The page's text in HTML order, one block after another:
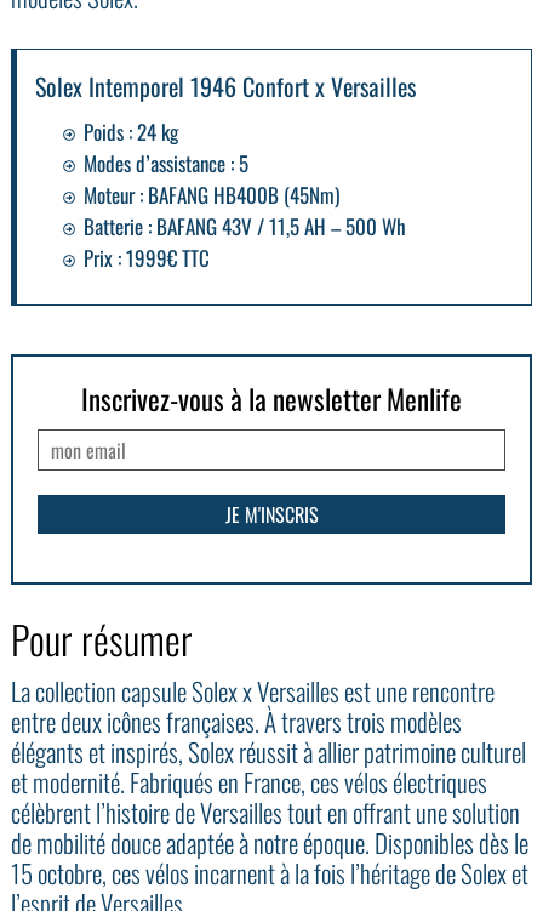
Solex Intemporel 1946 Confort x Versailles
Poids : 24 kg
Modes d’assistance : 5
Moteur : BAFANG HB400B (45Nm)
Batterie : BAFANG 43V / 11,5 AH – 500 Wh
Prix : 1999€ TTC
Inscrivez-vous à la newsletter Menlife
Pour résumer
La collection capsule Solex x Versailles est une rencontre
entre deux icônes françaises. À travers trois modèles
élégants et inspirés, Solex réussit à allier patrimoine culturel
et modernité. Fabriqués en France, ces vélos électriques
célèbrent l’histoire de Versailles tout en offrant une solution
de mobilité douce adaptée à notre époque. Disponibles dès le
15 octobre, ces vélos incarnent à la fois l’héritage de Solex et
l’esprit de Versailles.